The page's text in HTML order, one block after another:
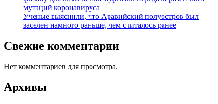
мутаций коронавируса
Ученые выяснили, что Аравийский полуостров был
заселен намного раньше, чем считалось ранее
Свежие комментарии
Нет комментариев для просмотра.
Архивы